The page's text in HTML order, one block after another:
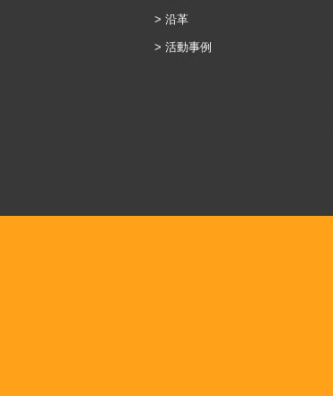
沿革
活動事例